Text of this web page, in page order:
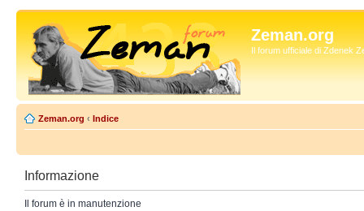
Zeman.org
Il forum ufficiale di Zdenek
Zeman.org ‹ Indice
Informazione
Il forum è in manutenzione